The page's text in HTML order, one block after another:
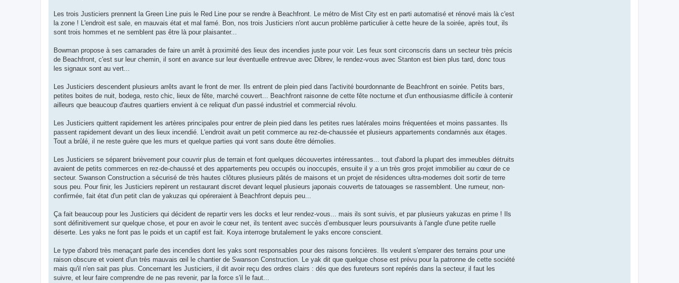
Les trois Justiciers prennent la Green Line puis le Red Line pour se rendre à Beachfront. Le métro de Mist City est en parti automatisé et rénové mais là c'est
la zone ! L'endroit est sale, en mauvais état et mal famé. Bon, nos trois Justiciers n'ont aucun problème particulier à cette heure de la soirée, après tout, ils
sont trois hommes et ne semblent pas être là pour plaisanter...
Bowman propose à ses camarades de faire un arrêt à proximité des lieux des incendies juste pour voir. Les feux sont circonscris dans un secteur très précis
de Beachfront, c'est sur leur chemin, il sont en avance sur leur éventuelle entrevue avec Dibrev, le rendez-vous avec Stanton est bien plus tard, donc tous
les signaux sont au vert...
Les Justiciers descendent plusieurs arrêts avant le front de mer. Ils entrent de plein pied dans l'activité bourdonnante de Beachfront en soirée. Petits bars,
petites boites de nuit, bodega, resto chic, lieux de fête, marché couvert... Beachfront raisonne de cette fête nocturne et d'un enthousiasme difficile à contenir
ailleurs que beaucoup d'autres quartiers envient à ce reliquat d'un passé industriel et commercial révolu.
Les Justiciers quittent rapidement les artères principales pour entrer de plein pied dans les petites rues latérales moins fréquentées et moins passantes. Ils
passent rapidement devant un des lieux incendié. L'endroit avait un petit commerce au rez-de-chaussée et plusieurs appartements condamnés aux étages.
Tout a brûlé, il ne reste guère que les murs et quelque parties qui vont sans doute être démolies.
Les Justiciers se séparent brièvement pour couvrir plus de terrain et font quelques découvertes intéressantes... tout d'abord la plupart des immeubles détruits
avaient de petits commerces en rez-de-chaussé et des appartements peu occupés ou inoccupés, ensuite il y a un très gros projet immobilier au cœur de ce
secteur. Swanson Construction a sécurisé de très hautes clôtures plusieurs pâtés de maisons et un projet de résidences ultra-modernes doit sortir de terre
sous peu. Pour finir, les Justiciers repèrent un restaurant discret devant lequel plusieurs japonais couverts de tatouages se rassemblent. Une rumeur, non-
confirmée, fait état d'un petit clan de yakuzas qui opéreraient à Beachfront depuis peu...
Ça fait beaucoup pour les Justiciers qui décident de repartir vers les docks et leur rendez-vous... mais ils sont suivis, et par plusieurs yakuzas en prime ! Ils
sont définitivement sur quelque chose, et pour en avoir le cœur net, ils tentent avec succès d’embusquer leurs poursuivants à l'angle d'une petite ruelle
déserte. Les yaks ne font pas le poids et un captif est fait. Koya interroge brutalement le yaks encore conscient.
Le type d'abord très menaçant parle des incendies dont les yaks sont responsables pour des raisons foncières. Ils veulent s'emparer des terrains pour une
raison obscure et voient d'un très mauvais œil le chantier de Swanson Construction. Le yak dit que quelque chose est prévu pour la patronne de cette société
mais qu'il n'en sait pas plus. Concernant les Justiciers, il dit avoir reçu des ordres clairs : dés que des fureteurs sont repérés dans la secteur, il faut les
suivre, et leur faire comprendre de ne pas revenir, par la force s'il le faut...